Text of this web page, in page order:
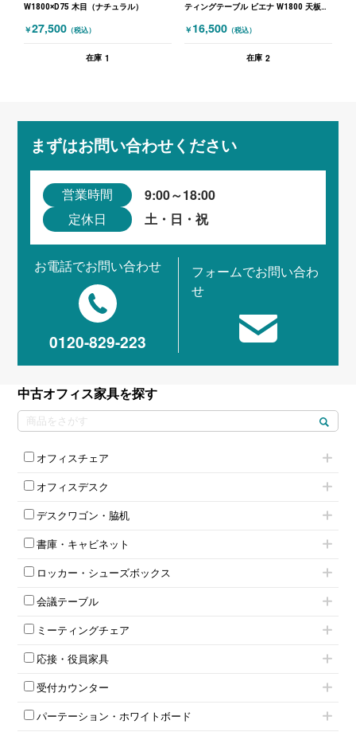
W1800×D75 木目（ナチュラル）
￥27,500 （税込）
在庫 1
ティングテーブル ビエナ W1800 天板フ
￥ 16,500 （税込）
在庫 2
まずはお問い合わせください
営業時間 9:00～18:00
定休日 土・日・祝
お電話でお問い合わせ
0120-829-223
フォームでお問い合わ
せ
中古オフィス家具を探す
オフィスチェア
肘無しチェア
役員チェア
高級チェア（多機能チェア）
オフィスチェアその他
オフィスデスク
フリーアドレスデスク（ベンチデスク）
昇降デスク
オフィスデスクその他
両袖机
デスクワゴン・脇机
インワゴン2段
インワゴン3段
脇机
ワゴンその他
書庫・キャビネット
ハイキャビネット
ローキャビネット
両開きキャビネット
スチールキャビネット
上下連結キャビネット
軽量ラック（スチールラック）
収納家具その他
両開書庫
ロッカー・シューズボックス
1人用ロッカー
2人用ロッカー
3人用ロッカー
4人用ロッカー
5人用ロッカー
8人用ロッカー
多人数ロッカー
会議テーブル
スタッキングテーブル
ネスティングテーブル
幕板付テーブル
カウンターテーブル
T字脚テーブル
ミーティングチェア
キャスター付きミーティングチェア
スタッキングミーティングチェア
テーブル付きミーティングチェア
ネスティングミーティングチェア
折りたたみミーティングチェア
応接・役員家具
応接セット
応接ソファ
応接チェア
応接テーブル
受付カウンター
ローカウンター
パーテーション・ホワイトボード